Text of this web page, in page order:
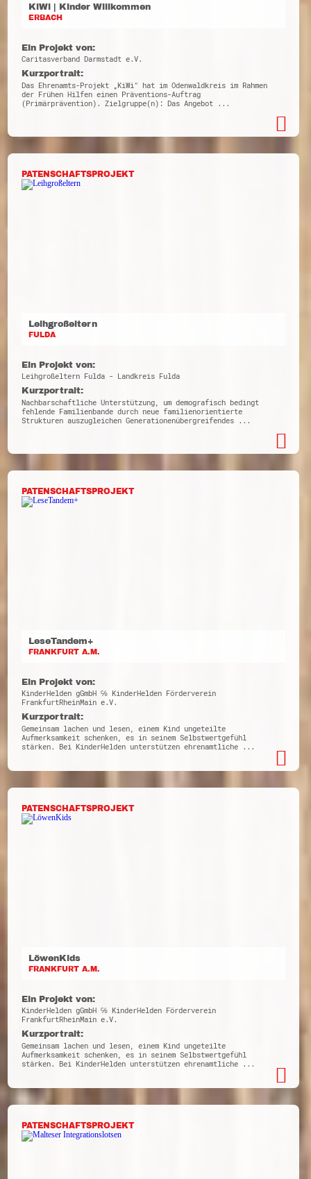
KiWi | Kinder Willkommen
ERBACH
Ein Projekt von:
Caritasverband Darmstadt e.V.
Kurzportrait:
Das Ehrenamts-Projekt „KiWi" hat im Odenwaldkreis im Rahmen
der Frühen Hilfen einen Präventions-Auftrag
(Primärprävention). Zielgruppe(n): Das Angebot ...
PATENSCHAFTSPROJEKT
Leihgroßeltern
FULDA
Ein Projekt von:
Leihgroßeltern Fulda - Landkreis Fulda
Kurzportrait:
Nachbarschaftliche Unterstützung, um demografisch bedingt
fehlende Familienbande durch neue familienorientierte
Strukturen auszugleichen Generationenübergreifendes ...
PATENSCHAFTSPROJEKT
LeseTandem+
FRANKFURT A.M.
Ein Projekt von:
KinderHelden gGmbH ℅ KinderHelden Förderverein
FrankfurtRheinMain e.V.
Kurzportrait:
Gemeinsam lachen und lesen, einem Kind ungeteilte
Aufmerksamkeit schenken, es in seinem Selbstwertgefühl
stärken. Bei KinderHelden unterstützen ehrenamtliche ...
PATENSCHAFTSPROJEKT
LöwenKids
FRANKFURT A.M.
Ein Projekt von:
KinderHelden gGmbH ℅ KinderHelden Förderverein
FrankfurtRheinMain e.V.
Kurzportrait:
Gemeinsam lachen und lesen, einem Kind ungeteilte
Aufmerksamkeit schenken, es in seinem Selbstwertgefühl
stärken. Bei KinderHelden unterstützen ehrenamtliche ...
PATENSCHAFTSPROJEKT